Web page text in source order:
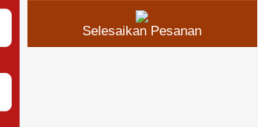
Selesaikan Pesanan